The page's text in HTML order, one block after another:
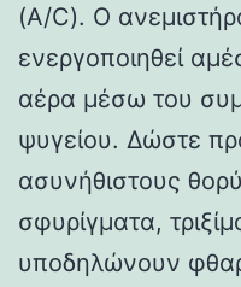
(A/C). Ο
ενεργοποιηθεί
αέρα μέσω του
ψυγείου. Δώστε
ασυνήθιστους
σφυρίγματα,
υποδηλώνουν